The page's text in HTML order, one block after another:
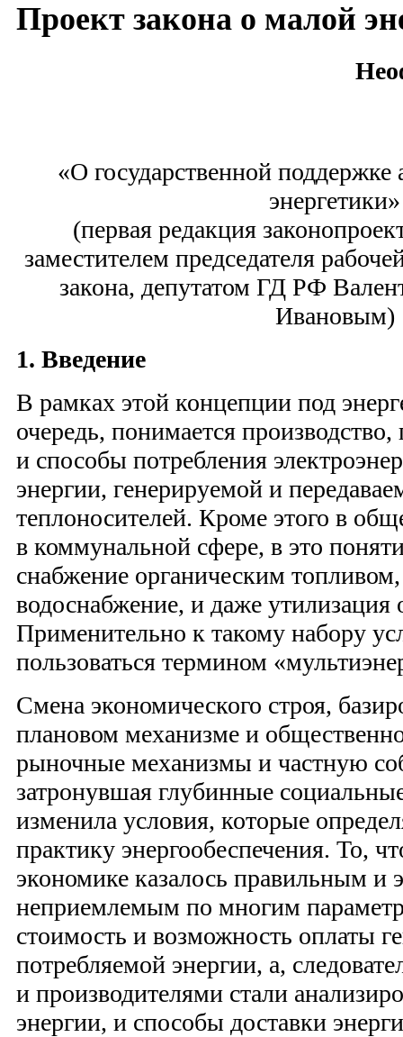
Проект закона о малой
«О государственной
энергетики»
(первая редакция
заместителем председателя
закона, депутатом ГД РФ
Ивановым)
1. Введение
В рамках этой концепции под
очередь, понимается производство,
и способы потребления
энергии, генерируемой и
теплоносителей. Кроме этого в
в коммунальной сфере, в это
снабжение органическим
водоснабжение, и даже утилизация
Применительно к такому набору
пользоваться термином
Смена экономического строя,
плановом механизме и
рыночные механизмы и частную
затронувшая глубинные
изменила условия, которые
практику энергообеспечения. То,
экономике казалось правильным и
неприемлемым по многим
стоимость и возможность оплаты
потребляемой энергии, а,
и производителями стали
энергии, и способы доставки